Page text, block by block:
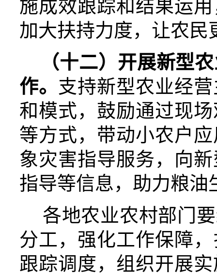
施成效跟踪和结果运
加大扶持力度，让农
（十二）开展新型
作。 支持新型农业经
和模式，鼓励通过现
等方式，带动小农户
象灾害指导服务，向
指导等信息，助力粮油
各地农业农村部门
分工，强化工作保障
跟踪调度，组织开展